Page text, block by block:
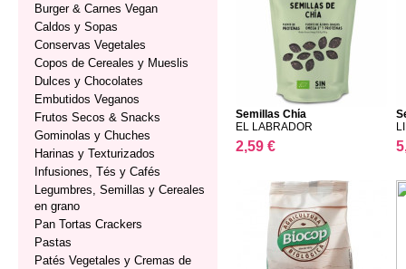
Burger & Carnes Vegan
Caldos y Sopas
Conservas Vegetales
Copos de Cereales y Mueslis
Dulces y Chocolates
Embutidos Veganos
Frutos Secos & Snacks
Gominolas y Chuches
Harinas y Texturizados
Infusiones, Tés y Cafés
Legumbres, Semillas y Cereales
en grano
Pan Tortas Crackers
Pastas
Patés Vegetales y Cremas de
Semillas Chía
EL LABRADOR
2,59 €